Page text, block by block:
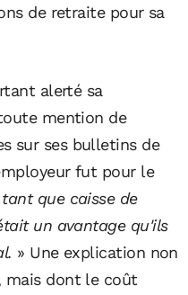
de retraite pour sa
alerté sa
mention de
sur ses bulletins de
fut pour le
tant que caisse de
un avantage qu'ils
» Une explication non
mais dont le coût